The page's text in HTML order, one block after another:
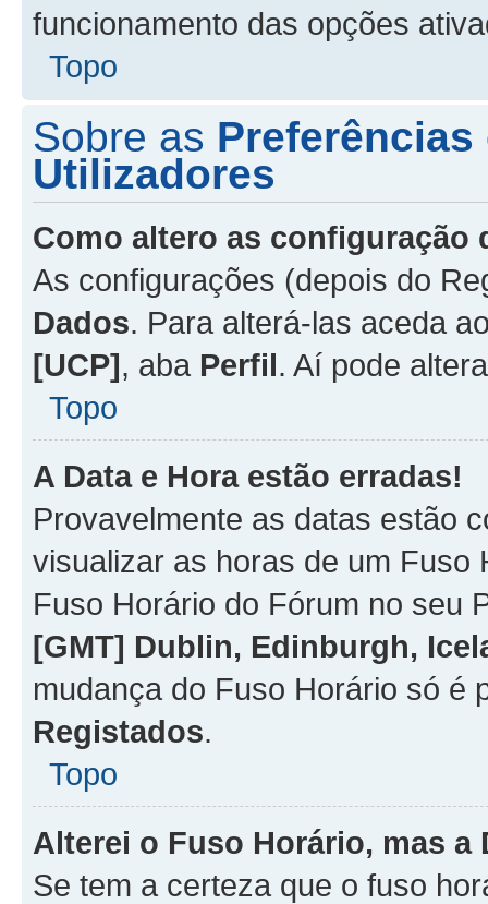
funcionamento das opções
Topo
Sobre as
Utilizadores
Como altero as configuração
As configurações (depois do
Dados. Para alterá-las aceda
[UCP], aba Perfil. Aí pode
Topo
A Data e Hora estão erradas!
Provavelmente as datas estão
visualizar as horas de um Fuso
Fuso Horário do Fórum no seu
[GMT] Dublin, Edinburgh,
mudança do Fuso Horário só é
Registados.
Topo
Alterei o Fuso Horário, mas a
Se tem a certeza que o fuso